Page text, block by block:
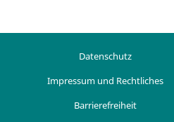
Datenschutz
Impressum und Rechtliches
Barrierefreiheit